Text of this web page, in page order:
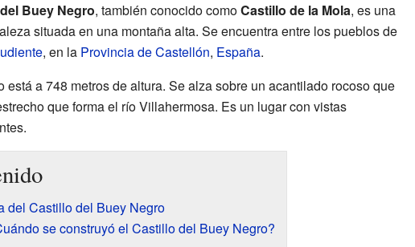
Buey Negro, también conocido comoCastillo de la Mola, es una
situada en una montaña alta. Se encuentra entre los pueblos de
, en la Provincia de Castellón, España.
está a 748 metros de altura. Se alza sobre un acantilado rocoso que
que forma el río Villahermosa. Es un lugar con vistas
del Castillo del Buey Negro
se construyó el Castillo del Buey Negro?